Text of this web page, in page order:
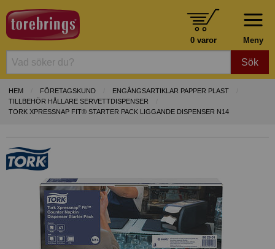
Meny
0 varor
Sök
HEM FÖRETAGSKUND
ENGÅNGSARTIKLAR PAPPER PLAST
TILLBEHÖR HÅLLARE SERVETTDISPENSER
TORK XPRESSNAP FIT® STARTER PACK LIGGANDE DISPENSER N14